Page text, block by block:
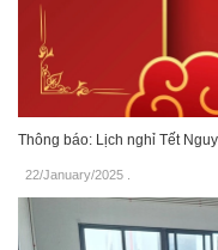
Thông báo: Lịch nghỉ Tết
22/January/2025